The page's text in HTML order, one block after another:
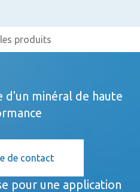
produits
d'un minéral de haute
de contact
pour une application